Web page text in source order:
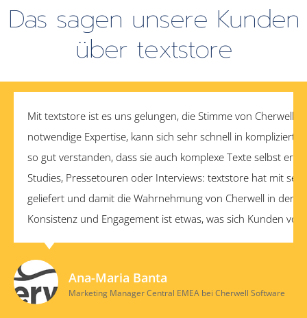
Das sagen unsere Kunden
über textstore
Mit textstore ist es uns gelungen, die Stimme von Cherwell
notwendige Expertise, kann sich sehr schnell in
so gut verstanden, dass sie auch komplexe Texte selbst
Studies, Pressetouren oder Interviews: textstore hat mit
geliefert und damit die Wahrnehmung von Cherwell in der
Konsistenz und Engagement ist etwas, was sich Kunden
Ana-Maria Banta
Marketing Manager Central EMEA bei Cherwell Software